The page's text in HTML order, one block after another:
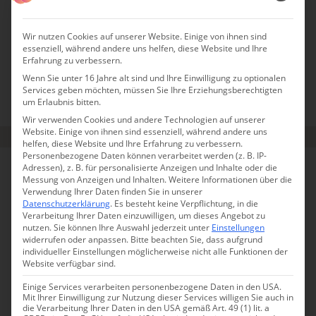
Lavendelduft, ein Pool und die Leichtigkeit von
Ferienglück im französischen Gästehaus wie aus dem
Bilderbuch.
PROVENCE HOTELS
VALSERTAL
Wir nutzen Cookies auf unserer Website. Einige von ihnen sind
essenziell, während andere uns helfen, diese Website und Ihre
Erfahrung zu verbessern.
Wenn Sie unter 16 Jahre alt sind und Ihre Einwilligung zu optionalen
Services geben möchten, müssen Sie Ihre Erziehungsberechtigten
um Erlaubnis bitten.
Wir verwenden Cookies und andere Technologien auf unserer
Website. Einige von ihnen sind essenziell, während andere uns
helfen, diese Website und Ihre Erfahrung zu verbessern.
Personenbezogene Daten können verarbeitet werden (z. B. IP-
Adressen), z. B. für personalisierte Anzeigen und Inhalte oder die
Messung von Anzeigen und Inhalten.Weitere Informationen über die
Verwendung Ihrer Daten finden Sie in unserer
Datenschutzerklärung. Es besteht keine Verpflichtung, in die
Verarbeitung Ihrer Daten einzuwilligen, um dieses Angebot zu
nutzen.Sie können Ihre Auswahl jederzeit unter Einstellungen
widerrufen oder anpassen. Bitte beachten Sie, dass aufgrund
individueller Einstellungen möglicherweise nicht alle Funktionen der
Website verfügbar sind.
Einige Services verarbeiten personenbezogene Daten in den USA.
Mit Ihrer Einwilligung zur Nutzung dieser Services willigen Sie auch in
die Verarbeitung Ihrer Daten in den USA gemäß Art. 49 (1) lit. a